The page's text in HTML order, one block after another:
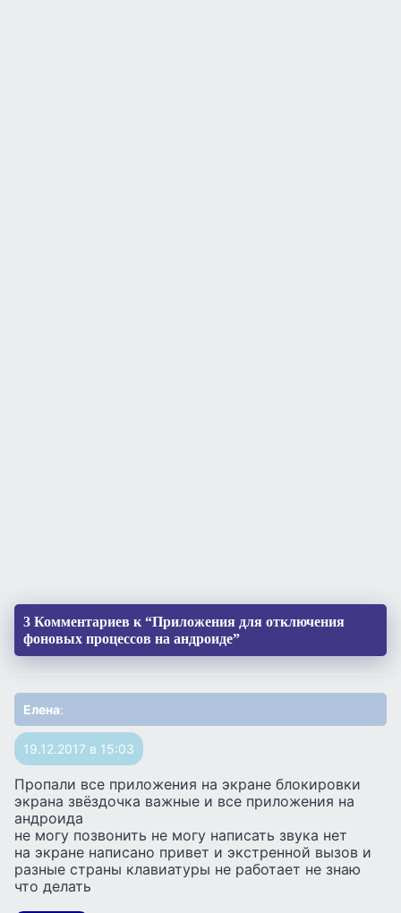
3 Комментариев к “Приложения для отключения
фоновых процессов на андроиде”
Елена:
19.12.2017 в 15:03
Пропали все приложения на экране блокировки
экрана звёздочка важные и все приложения на
андроида
не могу позвонить не могу написать звука нет
на экране написано привет и экстренной вызов и
разные страны клавиатуры не работает не знаю
что делать